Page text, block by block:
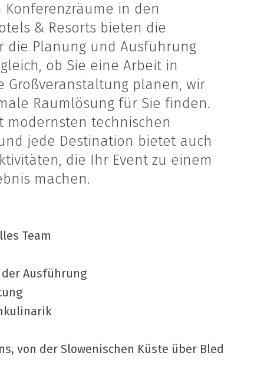
in den
& Resorts bieten die
die Planung und Ausführung
ob Sie eine Arbeit in
Großveranstaltung planen, wir
Raumlösung für Sie finden.
modernsten technischen
jede Destination bietet auch
die Ihr Event zu einem
machen.
Team
Ausführung
von der Slowenischen Küste über Bled